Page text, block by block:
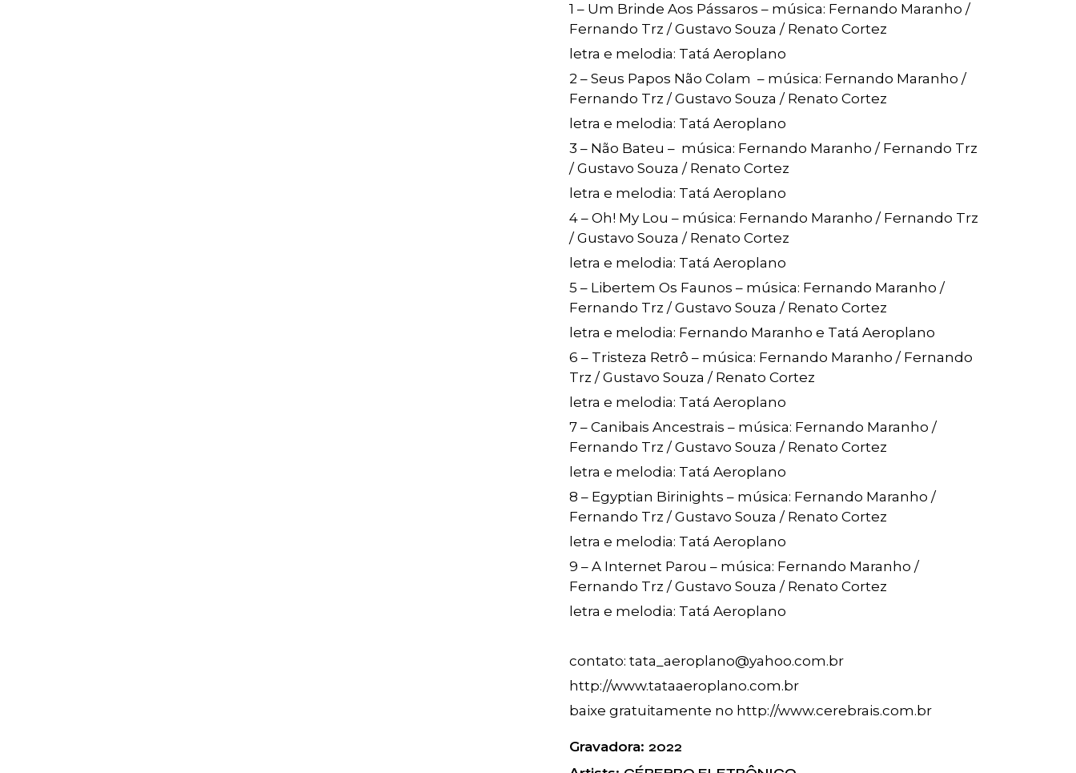
1 – Um Brinde Aos Pássaros – música: Fernando Maranho /
Fernando Trz / Gustavo Souza / Renato Cortez
letra e melodia: Tatá Aeroplano
2 – Seus Papos Não Colam – música: Fernando Maranho /
Fernando Trz / Gustavo Souza / Renato Cortez
letra e melodia: Tatá Aeroplano
3 – Não Bateu – música: Fernando Maranho / Fernando Trz
/ Gustavo Souza / Renato Cortez
letra e melodia: Tatá Aeroplano
4 – Oh! My Lou – música: Fernando Maranho / Fernando Trz
/ Gustavo Souza / Renato Cortez
letra e melodia: Tatá Aeroplano
5 – Libertem Os Faunos – música: Fernando Maranho /
Fernando Trz / Gustavo Souza / Renato Cortez
letra e melodia: Fernando Maranho e Tatá Aeroplano
6 – Tristeza Retrô – música: Fernando Maranho / Fernando
Trz / Gustavo Souza / Renato Cortez
letra e melodia: Tatá Aeroplano
7 – Canibais Ancestrais – música: Fernando Maranho /
Fernando Trz / Gustavo Souza / Renato Cortez
letra e melodia: Tatá Aeroplano
8 – Egyptian Birinights – música: Fernando Maranho /
Fernando Trz / Gustavo Souza / Renato Cortez
letra e melodia: Tatá Aeroplano
9 – A Internet Parou – música: Fernando Maranho /
Fernando Trz / Gustavo Souza / Renato Cortez
letra e melodia: Tatá Aeroplano
contato: tata_aeroplano@yahoo.com.br
http://www.tataaeroplano.com.br
baixe gratuitamente no http://www.cerebrais.com.br
Gravadora 2022